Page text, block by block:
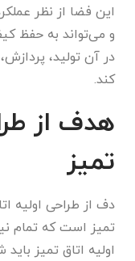
این فضا از نظر
و می‌تواند به حفظ
در آن تولید،
کند.
هدف از
تمیز
دف از طراحی اولیه
تمیز است که تمام
اولیه اتاق تمیز